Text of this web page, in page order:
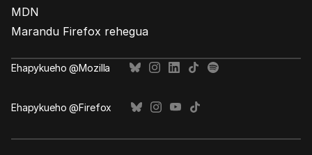
MDN
Marandu Firefox rehegua
Ehapykueho @Mozilla
Ehapykueho @Firefox